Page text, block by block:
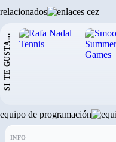
relacionados
SI TE GUSTA...
equipo de programación
INFO